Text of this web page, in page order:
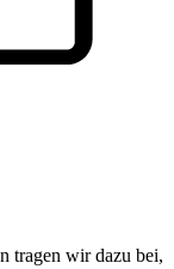
tragen wir dazu bei,